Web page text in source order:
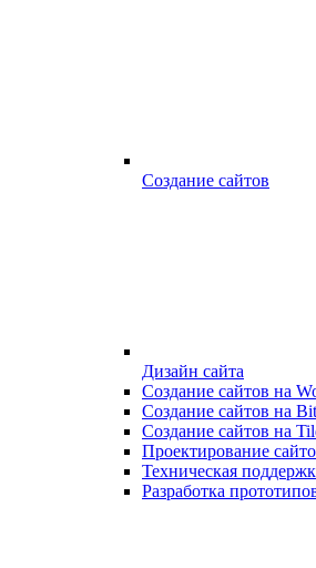
Создание сайтов
Дизайн сайта
Создание сайтов на
Создание сайтов на
Создание сайтов на
Проектирование
Техническая
Разработка